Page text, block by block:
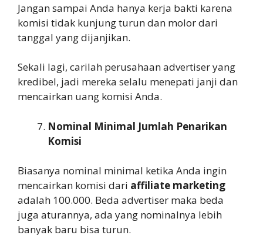
Jangan sampai Anda hanya kerja bakti karena
komisi tidak kunjung turun dan molor dari
tanggal yang dijanjikan.
Sekali lagi, carilah perusahaan advertiser yang
kredibel, jadi mereka selalu menepati janji dan
mencairkan uang komisi Anda.
Nominal Minimal Jumlah Penarikan
Komisi
Biasanya nominal minimal ketika Anda ingin
mencairkan komisi dari affiliate marketing
adalah 100.000. Beda advertiser maka beda
juga aturannya, ada yang nominalnya lebih
banyak baru bisa turun.